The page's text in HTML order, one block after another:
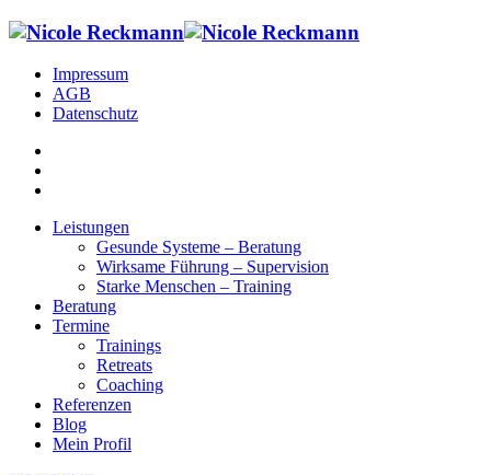
Impressum
AGB
Datenschutz
Leistungen
Gesunde Systeme – Beratung
Wirksame Führung – Supervision
Starke Menschen – Training
Beratung
Termine
Trainings
Retreats
Coaching
Referenzen
Blog
Mein Profil